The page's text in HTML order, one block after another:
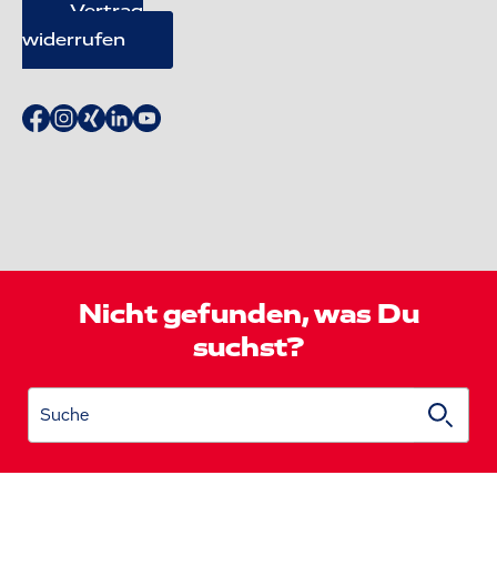
Vertrag
widerrufen
Nicht gefunden, was Du
suchst?
Suche